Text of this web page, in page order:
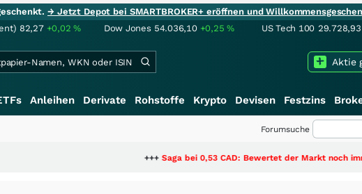
→ Jetzt Depot bei SMARTBROKER+ eröffnen und
82,27 +0,02% Dow Jones 54.036,10 +0,25% US Tech 100 29.728,93
Aktie
Anleihen Derivate Rohstoffe Krypto Devisen Festzins
Forumsuche
Saga bei 0,53 CAD: Bewertet der Markt noch immer nur